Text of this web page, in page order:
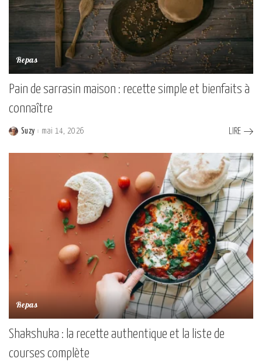
Repas
Pain de sarrasin maison : recette simple et bienfaits à
connaître
Posted
Suzy mai 14, 2026 LIRE
Repas
Shakshuka : la recette authentique et la liste de
courses complète